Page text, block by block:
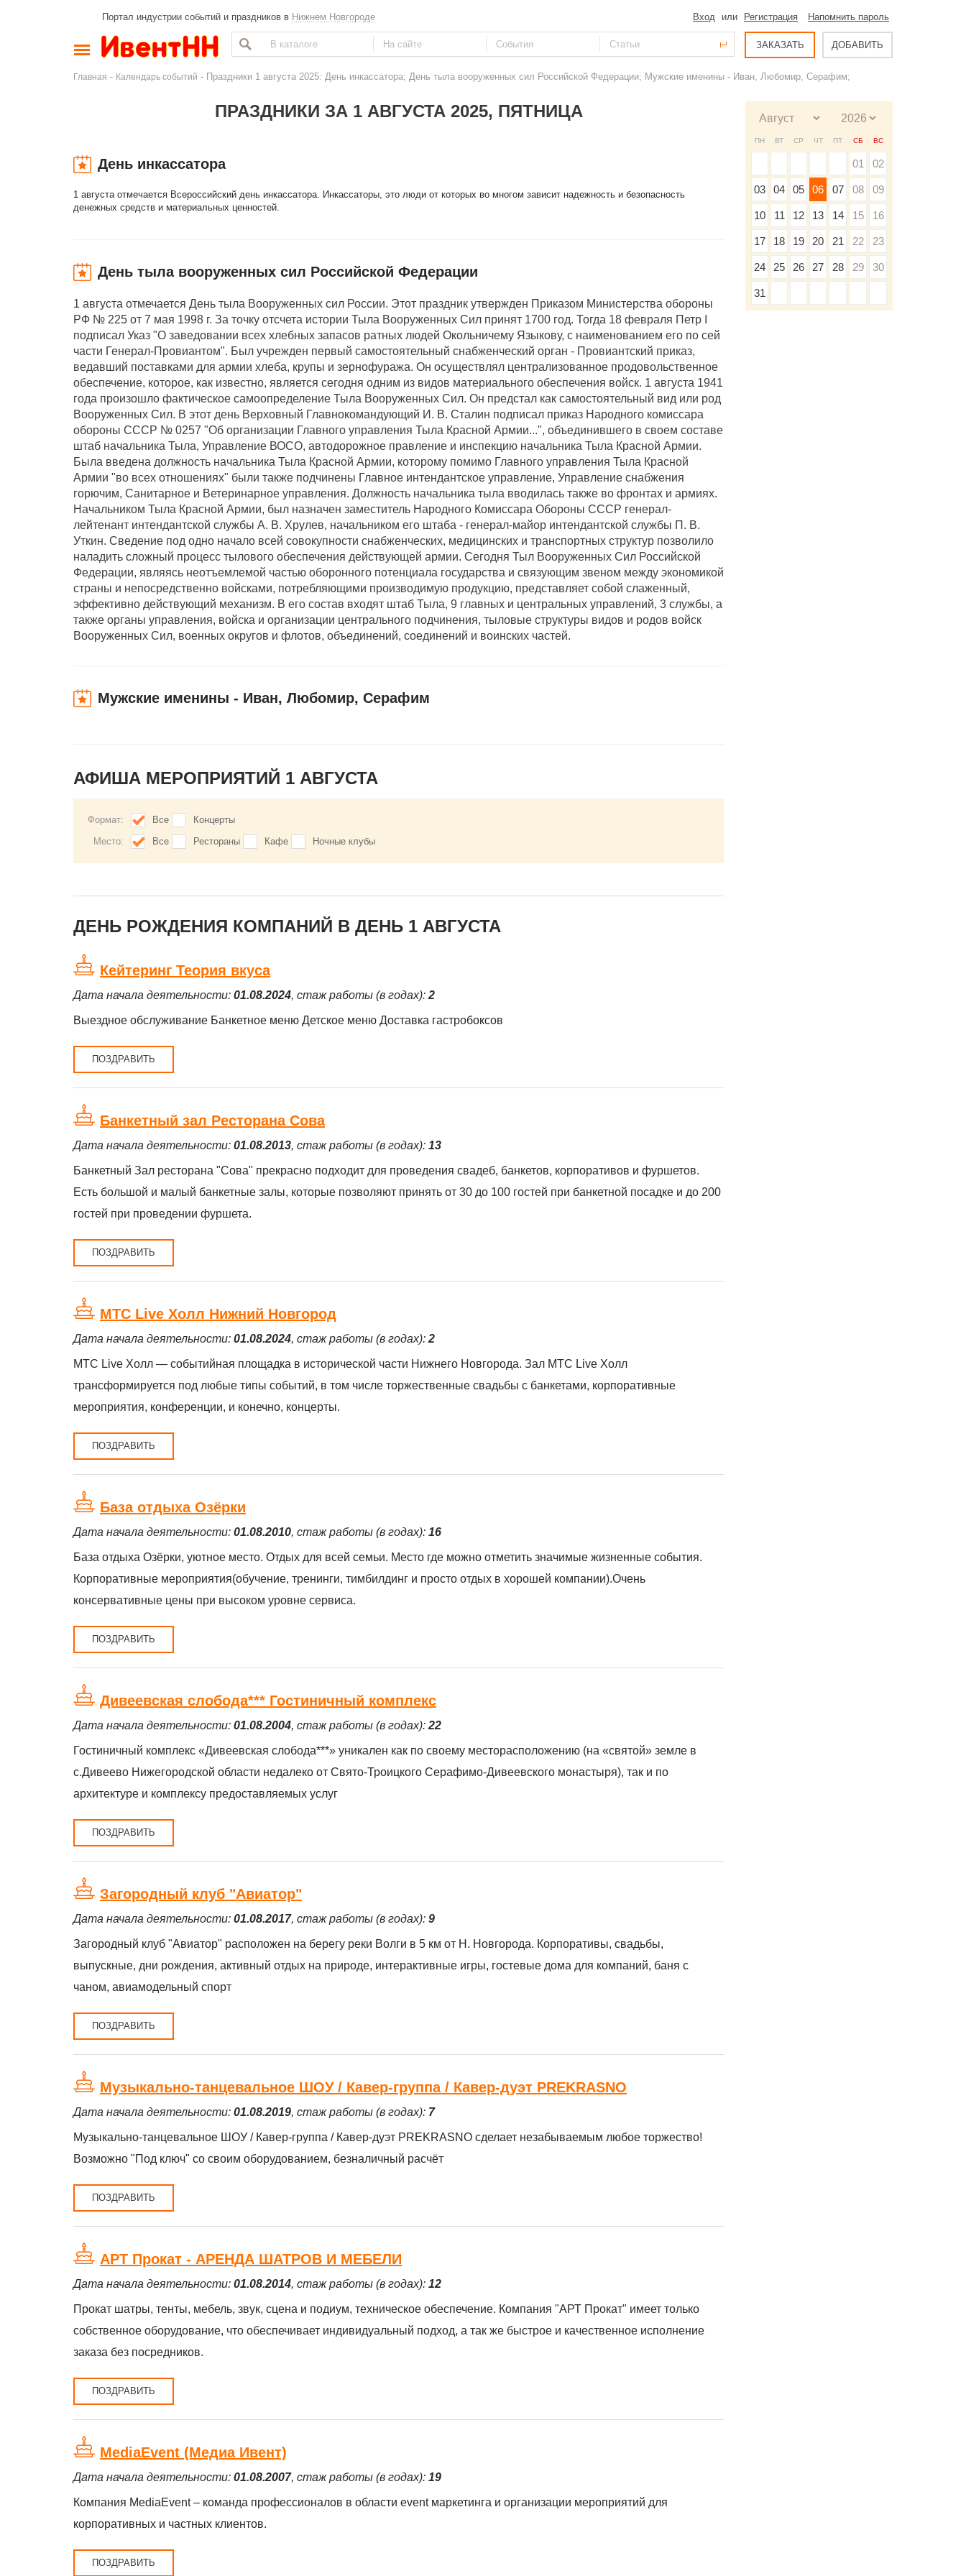
Портал индустрии событий и праздников в Нижнем Новгороде Вход или Регистрация Напомнить пароль
ЗАКАЗАТЬ ДОБАВИТЬ
Главная - Календарь событий - Праздники 1 августа 2025: День инкассатора; День тыла вооруженных сил Российской Федерации; Мужские именины - Иван, Любомир, Серафим;
ПРАЗДНИКИ ЗА 1 АВГУСТА 2025, ПЯТНИЦА
День инкассатора
1 августа отмечается Всероссийский день инкассатора. Инкассаторы, это люди от которых во многом зависит надежность и безопасность
денежных средств и материальных ценностей.
День тыла вооруженных сил Российской Федерации
1 августа отмечается День тыла Вооруженных сил России. Этот праздник утвержден Приказом Министерства обороны
РФ № 225 от 7 мая 1998 г. За точку отсчета истории Тыла Вооруженных Сил принят 1700 год. Тогда 18 февраля Петр I
подписал Указ "О заведовании всех хлебных запасов ратных людей Окольничему Языкову, с наименованием его по сей
части Генерал-Провиантом". Был учрежден первый самостоятельный снабженческий орган - Провиантский приказ,
ведавший поставками для армии хлеба, крупы и зернофуража. Он осуществлял централизованное продовольственное
обеспечение, которое, как известно, является сегодня одним из видов материального обеспечения войск. 1 августа 1941
года произошло фактическое самоопределение Тыла Вооруженных Сил. Он предстал как самостоятельный вид или род
Вооруженных Сил. В этот день Верховный Главнокомандующий И. В. Сталин подписал приказ Народного комиссара
обороны СССР № 0257 "Об организации Главного управления Тыла Красной Армии...", объединившего в своем составе
штаб начальника Тыла, Управление ВОСО, автодорожное правление и инспекцию начальника Тыла Красной Армии.
Была введена должность начальника Тыла Красной Армии, которому помимо Главного управления Тыла Красной
Армии "во всех отношениях" были также подчинены Главное интендантское управление, Управление снабжения
горючим, Санитарное и Ветеринарное управления. Должность начальника тыла вводилась также во фронтах и армиях.
Начальником Тыла Красной Армии, был назначен заместитель Народного Комиссара Обороны СССР генерал-
лейтенант интендантской службы А. В. Хрулев, начальником его штаба - генерал-майор интендантской службы П. В.
Уткин. Сведение под одно начало всей совокупности снабженческих, медицинских и транспортных структур позволило
наладить сложный процесс тылового обеспечения действующей армии. Сегодня Тыл Вооруженных Сил Российской
Федерации, являясь неотъемлемой частью оборонного потенциала государства и связующим звеном между экономикой
страны и непосредственно войсками, потребляющими производимую продукцию, представляет собой слаженный,
эффективно действующий механизм. В его состав входят штаб Тыла, 9 главных и центральных управлений, 3 службы, а
также органы управления, войска и организации центрального подчинения, тыловые структуры видов и родов войск
Вооруженных Сил, военных округов и флотов, объединений, соединений и воинских частей.
Мужские именины - Иван, Любомир, Серафим
АФИША МЕРОПРИЯТИЙ 1 АВГУСТА
Формат: Все
Концерты
Место:
Все Рестораны Кафе Ночные клубы
ДЕНЬ РОЖДЕНИЯ КОМПАНИЙ В ДЕНЬ 1 АВГУСТА
Кейтеринг Теория вкуса
Дата начала деятельности: 01.08.2024, стаж работы (в годах): 2
Выездное обслуживание Банкетное меню Детское меню Доставка гастробоксов
ПОЗДРАВИТЬ
Банкетный зал Ресторана Сова
Дата начала деятельности: 01.08.2013, стаж работы (в годах): 13
Банкетный Зал ресторана "Сова" прекрасно подходит для проведения свадеб, банкетов, корпоративов и фуршетов.
Есть большой и малый банкетные залы, которые позволяют принять от 30 до 100 гостей при банкетной посадке и до 200
гостей при проведении фуршета.
ПОЗДРАВИТЬ
МТС Live Холл Нижний Новгород
Дата начала деятельности: 01.08.2024, стаж работы (в годах): 2
МТС Live Холл — событийная площадка в исторической части Нижнего Новгорода. Зал МТС Live Холл
трансформируется под любые типы событий, в том числе торжественные свадьбы с банкетами, корпоративные
мероприятия, конференции, и конечно, концерты.
ПОЗДРАВИТЬ
База отдыха Озёрки
Дата начала деятельности: 01.08.2010, стаж работы (в годах): 16
База отдыха Озёрки, уютное место. Отдых для всей семьи. Место где можно отметить значимые жизненные события.
Корпоративные мероприятия(обучение, тренинги, тимбилдинг и просто отдых в хорошей компании).Очень
консервативные цены при высоком уровне сервиса.
ПОЗДРАВИТЬ
Дивеевская слобода*** Гостиничный комплекс
Дата начала деятельности: 01.08.2004, стаж работы (в годах): 22
Гостиничный комплекс «Дивеевская слобода***» уникален как по своему месторасположению (на «святой» земле в
с.Дивеево Нижегородской области недалеко от Свято-Троицкого Серафимо-Дивеевского монастыря), так и по
архитектуре и комплексу предоставляемых услуг
ПОЗДРАВИТЬ
Загородный клуб "Авиатор"
Дата начала деятельности: 01.08.2017, стаж работы (в годах): 9
Загородный клуб "Авиатор" расположен на берегу реки Волги в 5 км от Н. Новгорода. Корпоративы, свадьбы,
выпускные, дни рождения, активный отдых на природе, интерактивные игры, гостевые дома для компаний, баня с
чаном, авиамодельный спорт
ПОЗДРАВИТЬ
Музыкально-танцевальное ШОУ / Кавер-группа / Кавер-дуэт PREKRASNO
Дата начала деятельности: 01.08.2019, стаж работы (в годах): 7
Музыкально-танцевальное ШОУ / Кавер-группа / Кавер-дуэт PREKRASNO сделает незабываемым любое торжество!
Возможно "Под ключ" со своим оборудованием, безналичный расчёт
ПОЗДРАВИТЬ
АРТ Прокат - АРЕНДА ШАТРОВ И МЕБЕЛИ
Дата начала деятельности: 01.08.2014, стаж работы (в годах): 12
Прокат шатры, тенты, мебель, звук, сцена и подиум, техническое обеспечение. Компания "АРТ Прокат" имеет только
собственное оборудование, что обеспечивает индивидуальный подход, а так же быстрое и качественное исполнение
заказа без посредников.
ПОЗДРАВИТЬ
MediaEvent (Медиа Ивент)
Дата начала деятельности: 01.08.2007, стаж работы (в годах): 19
Компания MediaEvent – команда профессионалов в области event маркетинга и организации мероприятий для
корпоративных и частных клиентов.
ПОЗДРАВИТЬ
ПН ВТ СР ЧТ ПТ СБ ВС
01 02
03 04 05 06 07 08 09
10 11 12 13 14 15 16
17 18 19 20 21 22 23
24 25 26 27 28 29 30
31